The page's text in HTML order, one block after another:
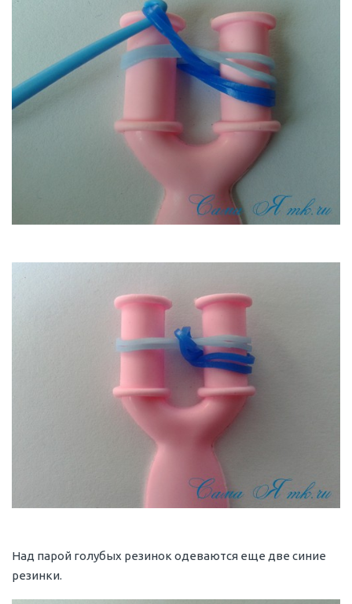
Над парой голубых резинок одеваются еще две синие
резинки.